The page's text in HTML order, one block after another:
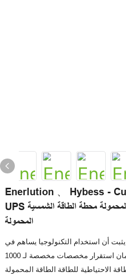
Enerlution 、 Hybess -
UPS شحن الطاقة الاحتياطية المحمولة محطة الطاقة الشمسية
المحمولة
يثبت أن استخدام التكنولوجيا يساهم في
التصنيع عالي الكفاءة وضمان استقرار مخصصات مخصصة لـ 1000